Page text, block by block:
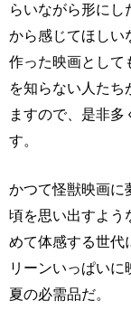
らいながら形に
から感じてほしい
作った映画として
を知らない人たち
ますので、是非
す。
かつて怪獣映画に
頃を思い出すよう
めて体感する世代
リーンいっぱい
夏の必需品だ。